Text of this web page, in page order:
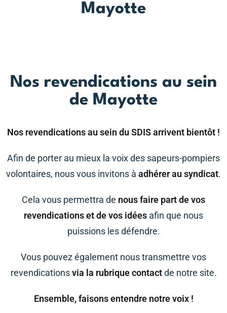
Mayotte
Nos revendications au sein
de Mayotte
Nos revendications au sein du SDIS arrivent bientôt !
Afin de porter au mieux la voix des sapeurs-pompiers
volontaires, nous vous invitons à adhérer au syndicat.
Cela vous permettra de nous faire part de vos
revendications et de vos idées afin que nous
puissions les défendre.
Vous pouvez également nous transmettre vos
revendicationsvia la rubrique contactde notre site.
Ensemble, faisons entendre notre voix !